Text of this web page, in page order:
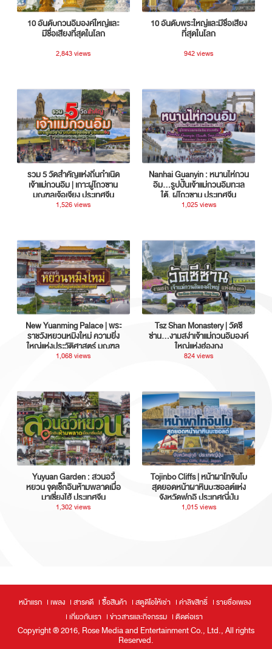
10 อันดับกวนอิมองค์ใหญ่และ
มีชื่อเสียงที่สุดในโลก
2,843 views
10 อันดับพระใหญ่และมีชื่อเสียง
ที่สุดในโลก
942 views
รวม 5 วัดสำคัญแห่งถิ่นกำเนิด
เจ้าแม่กวนอิม | เกาะผู่โถวซาน
มณฑลเจ้อเจียง ประเทศจีน
1,526 views
Nanhai Guanyin : หนานไห่กวน
อิม...รูปปั้นเจ้าแม่กวนอิมทะเล
ใต้, ผู่โถวซาน ประเทศจีน
1,025 views
New Yuanming Palace | พระ
ราชวังหยวนหมิงใหม่ ความยิ่ง
ใหญ่แห่งประวัติศาสตร์ มณฑล
กวางตุ้ง ประเทศจีน
1,068 views
Tsz Shan Monastery | วัดซี
ซ่าน…งามสง่าเจ้าแม่กวนอิมองค์
ใหญ่แห่งฮ่องกง
824 views
Yuyuan Garden : สวนอวี้
หยวน จุดเช็กอินห้ามพลาดเมื่อ
มาเซี่ยงไฮ้ ประเทศจีน
1,302 views
Tojinbo Cliffs | หน้าผาโทจินโบ
สุดยอดหน้าผาหินบะซอลต์แห่ง
จังหวัดฟุกุอิ ประเทศญี่ปุ่น
1,015 views
หน้าแรก เพลง สารคดี ซื้อสินค้า สตูดิโอให้เช่า ค่าลิขสิทธิ์
รายชื่อเพลง
เกี่ยวกับเรา
ข่าวสารและกิจกรรม ติดต่อเรา
Copyright ® 2016, Rose Media and Entertainment Co., Ltd., All rights
Reserved.